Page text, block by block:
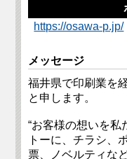
https://osawa-p.jp/
メッセージ
福井県で印刷業を
と申します。
“お客様の想いを私
トーに、チラシ、
票、ノベルティな